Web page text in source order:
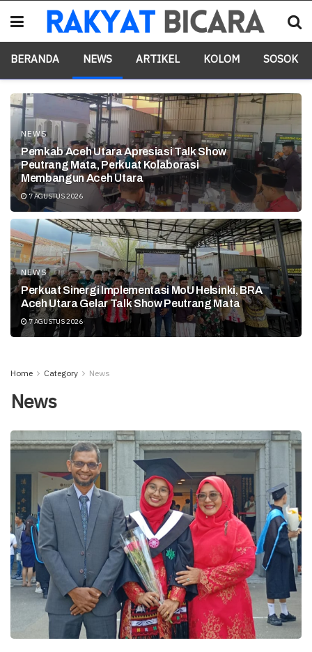
BERANDA NEWS ARTIKEL KOLOM SOSOK
NEWS
Pemkab Aceh Utara Apresiasi Talk Show
Peutrang Mata, Perkuat Kolaborasi
Membangun Aceh Utara
7 AGUSTUS 2026
NEWS
Perkuat Sinergi Implementasi MoU Helsinki, BRA
Aceh Utara Gelar Talk Show Peutrang Mata
7 AGUSTUS 2026
Home Category News
News